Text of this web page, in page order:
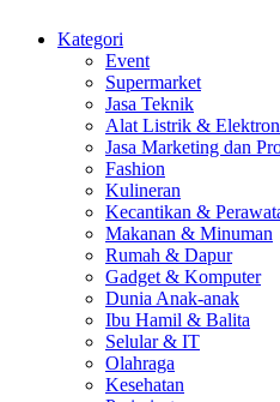
Kategori
Event
Supermarket
Jasa Teknik
Alat Listrik &
Jasa Marketing dan
Fashion
Kulineran
Kecantikan &
Makanan & Minuman
Rumah & Dapur
Gadget & Komputer
Dunia Anak-anak
Ibu Hamil & Balita
Selular & IT
Olahraga
Kesehatan